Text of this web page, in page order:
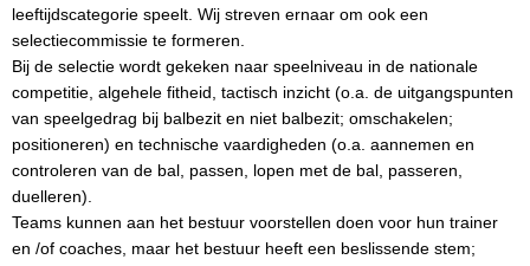
leeftijdscategorie speelt. Wij streven ernaar om ook een
selectiecommissie te formeren.
Bij de selectie wordt gekeken naar speelniveau in de nationale
competitie, algehele fitheid, tactisch inzicht (o.a. de uitgangspunten
van speelgedrag bij balbezit en niet balbezit; omschakelen;
positioneren) en technische vaardigheden (o.a. aannemen en
controleren van de bal, passen, lopen met de bal, passeren,
duelleren).
Teams kunnen aan het bestuur voorstellen doen voor hun trainer
en /of coaches, maar het bestuur heeft een beslissende stem;